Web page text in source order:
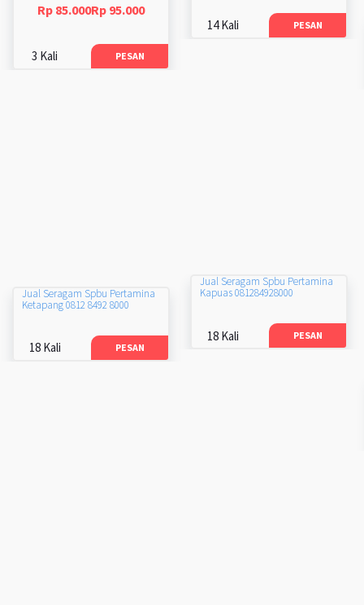
Rp 85.000Rp 95.000
3 Kali PESAN
14 Kali PESAN
Jual Seragam Spbu Pertamina
Kapuas 081284928000
18 Kali PESAN
Jual Seragam Spbu Pertamina
Ketapang 0812 8492 8000
18 Kali PESAN